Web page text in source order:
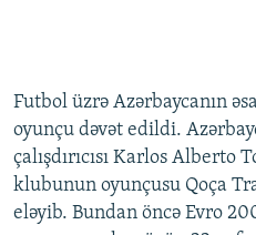
Futbol üzrə Azərbaycanın
oyunçu dəvət edildi.
çalışdırıcısı Karlos Alberto
klubunun oyunçusu Qoça
eləyib. Bundan öncə Evro